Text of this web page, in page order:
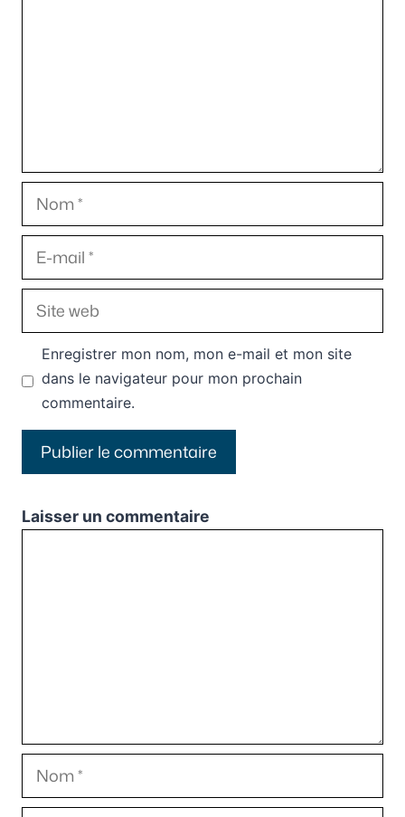
Nom
E-
mail
Site
web
Enregistrer mon nom, mon e-mail et mon site
dans le navigateur pour mon prochain
commentaire.
Laisser un commentaire
Nom